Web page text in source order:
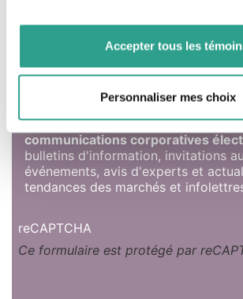
de votre utilisation de leurs services.
Accepter tous les
Personnaliser mes choix
0 sur 250 caractères maximum
Ajoutez moi à votre liste de
texte plutôt que le petit carré)
Je désire être en contact avec
professionnels etrecevoir ses
communications corporatives
bulletins d'information, invitations
événements, avis d'experts et
tendances des marchés et
reCAPTCHA
Ce formulaire est protégé par